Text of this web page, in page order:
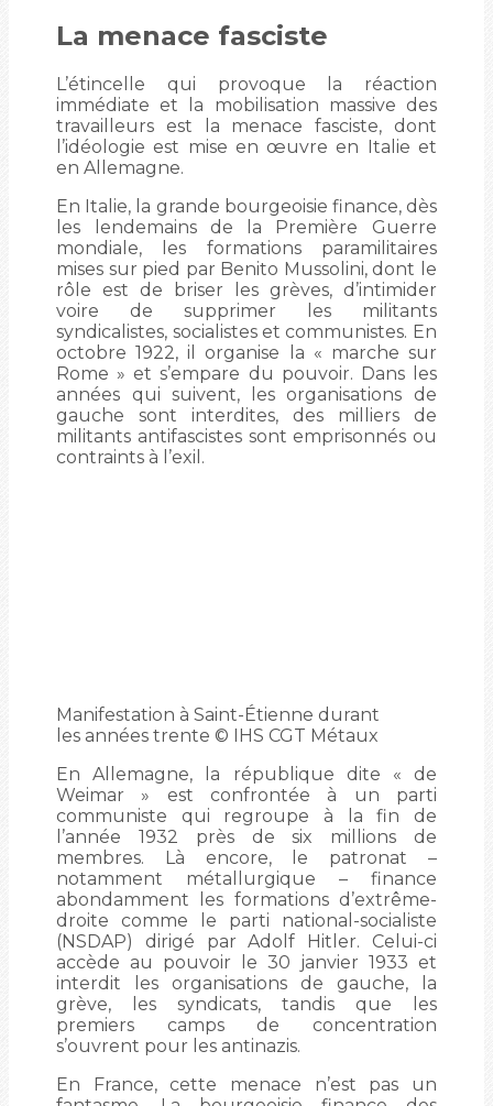
La menace fasciste
L’étincelle qui provoque la réaction
immédiate et la mobilisation massive des
travailleurs est la menace fasciste, dont
l’idéologie est mise en œuvre en Italie et
en Allemagne.
En Italie, la grande bourgeoisie finance, dès
les lendemains de la Première Guerre
mondiale, les formations paramilitaires
mises sur pied par Benito Mussolini, dont le
rôle est de briser les grèves, d’intimider
voire de supprimer les militants
syndicalistes, socialistes et communistes. En
octobre 1922, il organise la « marche sur
Rome » et s’empare du pouvoir. Dans les
années qui suivent, les organisations de
gauche sont interdites, des milliers de
militants antifascistes sont emprisonnés ou
contraints à l’exil.
Manifestation à Saint-Étienne durant
les années trente © IHS CGT Métaux
En Allemagne, la république dite « de
Weimar » est confrontée à un parti
communiste qui regroupe à la fin de
l’année 1932 près de six millions de
membres. Là encore, le patronat –
notamment métallurgique – finance
abondamment les formations d’extrême-
droite comme le parti national-socialiste
(NSDAP) dirigé par Adolf Hitler. Celui-ci
accède au pouvoir le 30 janvier 1933 et
interdit les organisations de gauche, la
grève, les syndicats, tandis que les
premiers camps de concentration
s’ouvrent pour les antinazis.
En France, cette menace n’est pas un